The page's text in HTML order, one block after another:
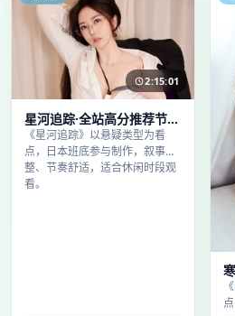
2:15:01
星河追踪·全站高分推荐节奏
紧凑值得追看
《星河追踪》以悬疑类型为看
点，日本班底参与制作，叙事完
整、节奏舒适，适合休闲时段观
看。